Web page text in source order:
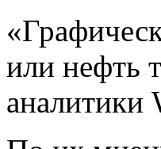
или нефть
аналитики